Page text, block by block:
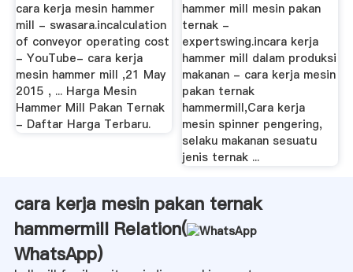
cara kerja mesin hammer
mill - swasara.incalculation
of conveyor operating cost
- YouTube- cara kerja
mesin hammer mill ,21 May
2015 , ... Harga Mesin
Hammer Mill Pakan Ternak
- Daftar Harga Terbaru.
hammer mill mesin pakan
ternak -
expertswing.incara kerja
hammer mill dalam produksi
makanan - cara kerja mesin
pakan ternak
hammermill,Cara kerja
mesin spinner pengering,
selaku makanan sesuatu
jenis ternak ...
cara kerja mesin pakan ternak
hammermill Relation(
WhatsApp)